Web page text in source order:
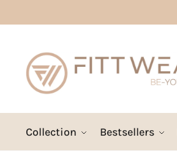
Collection Bestsellers